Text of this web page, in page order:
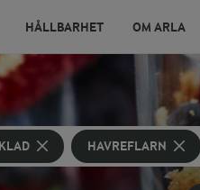
HÅLLBARHET OM ARLA
HAVREFLARN